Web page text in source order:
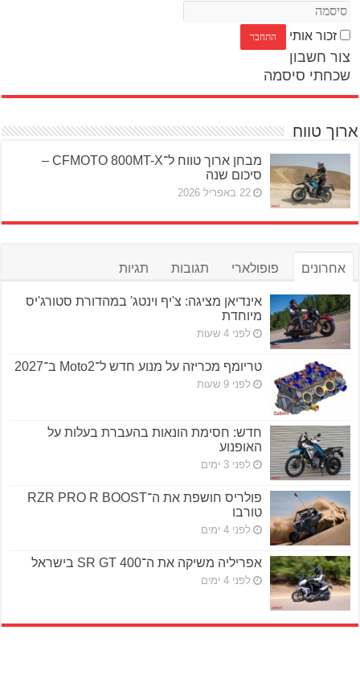
זכור אותי
צור חשבון
שכחתי סיסמה
ארוך טווח
מבחן ארוך טווח ל־CFMOTO 800MT-X –
סיכום שנה
22 באפריל 2026
אחרונים פופולארי תגובות תגיות
אינדיאן מציגה: צ'יף וינטג' במהדורת סטורג'יס
מיוחדת
לפני 4 שעות
טריומף מכריזה על מנוע חדש ל־Moto2 ב־2027
לפני 9 שעות
חדש: חסימת הונאות בהעברת בעלות על
האופנוע
לפני 3 ימים
פולריס חושפת את ה־RZR PRO R BOOST
טורבו
לפני 4 ימים
אפריליה משיקה את ה־SR GT 400 בישראל
לפני 4 ימים